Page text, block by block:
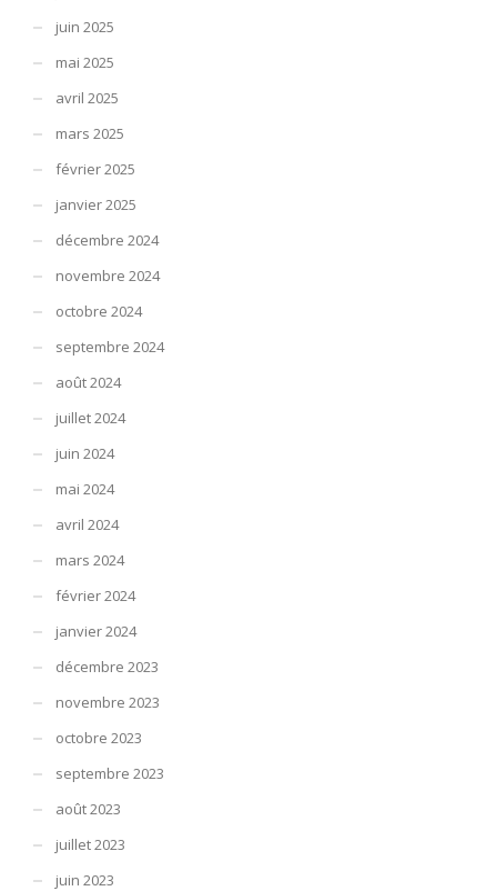
juin 2025
mai 2025
avril 2025
mars 2025
février 2025
janvier 2025
décembre 2024
novembre 2024
octobre 2024
septembre 2024
août 2024
juillet 2024
juin 2024
mai 2024
avril 2024
mars 2024
février 2024
janvier 2024
décembre 2023
novembre 2023
octobre 2023
septembre 2023
août 2023
juillet 2023
juin 2023